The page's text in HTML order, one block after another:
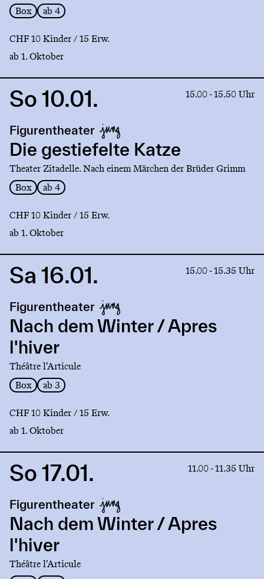
Box
ab 4
CHF 10 Kinder / 15 Erw.
ab 1. Oktober
Link
Die
gestiefelte
Katze
So 10.01. 15.00 - 15.50 Uhr
Figurentheater
Die gestiefelte Katze
Theater Zitadelle. Nach einem Märchen der Brüder Grimm
Box
ab 4
CHF 10 Kinder / 15 Erw.
ab 1. Oktober
Link
Nach
dem
Winter
Apres
l'hiver
Sa 16.01. 15.00 - 15.35 Uhr
Figurentheater
Nach dem Winter / Apres
l'hiver
Théâtre l’Articule
Box
ab 3
CHF 10 Kinder / 15 Erw.
ab 1. Oktober
Link
Nach
dem
Winter
Apres
l'hiver
So 17.01. 11.00 - 11.35 Uhr
Figurentheater
Nach dem Winter / Apres
l'hiver
Théâtre l’Articule